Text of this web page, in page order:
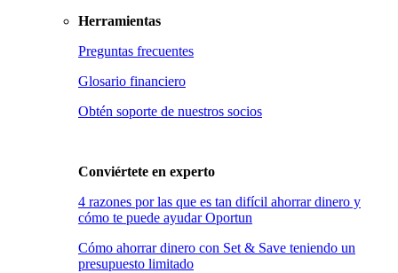
Herramientas
Preguntas frecuentes
Glosario financiero
Obtén soporte de nuestros socios
Conviértete en experto
4 razones por las que es tan difícil ahorrar dinero y
cómo te puede ayudar Oportun
Cómo ahorrar dinero con Set & Save teniendo un
presupuesto limitado